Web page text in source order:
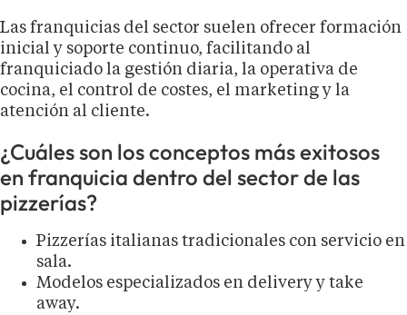
Las franquicias del sector suelen ofrecer formación
inicial y soporte continuo, facilitando al
franquiciado la gestión diaria, la operativa de
cocina, el control de costes, el marketing y la
atención al cliente.
¿Cuáles son los conceptos más exitosos
en franquicia dentro del sector de las
pizzerías?
Pizzerías italianas tradicionales con servicio en
sala.
Modelos especializados en delivery y take
away.